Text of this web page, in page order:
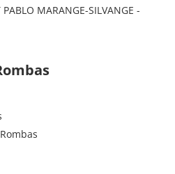
PABLO MARANGE-SILVANGE -